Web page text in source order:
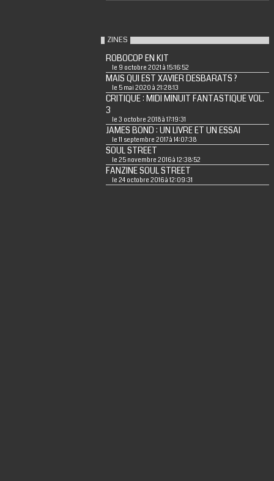
ZINES
ROBOCOP EN KIT
le 9 octobre 2021 à 15:16:52
MAIS QUI EST XAVIER DESBARATS ?
le 5 mai 2020 à 21:28:13
CRITIQUE : MIDI MINUIT FANTASTIQUE VOL.
3
le 3 octobre 2018 à 17:19:31
JAMES BOND : UN LIVRE ET UN ESSAI
le 11 septembre 2017 à 14:07:38
SOUL STREET
le 25 novembre 2016 à 12:38:52
FANZINE SOUL STREET
le 24 octobre 2016 à 12:09:31